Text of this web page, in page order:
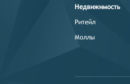
Недвижимость
Ритейл
Моллы